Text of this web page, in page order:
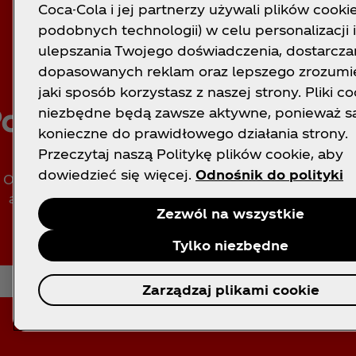
aplikację
Odkryj wszystko, co najlepsze w Coca‑Cola dzięki
aplikacji! Bądź na bieżąco z ekskluzywnymi
wydarzeniami i ofertami — zawsze pod ręką.
Pobierz aplikację
Coca-Cola i jej partnerzy używali plików
podobnych technologii) w celu personalizacji i
ulepszania Twojego doświadczenia,
dopasowanych reklam oraz lepszego
jaki sposób korzystasz z naszej strony. Pliki
niezbędne będą zawsze aktywne, ponieważ
konieczne do prawidłowego działania strony.
Przeczytaj naszą Politykę plików cookie, aby
dowiedzieć się więcej. Odnośnik do polityki
Zezwól na wszystkie
Tylko niezbędne
Zarządzaj plikami cookie